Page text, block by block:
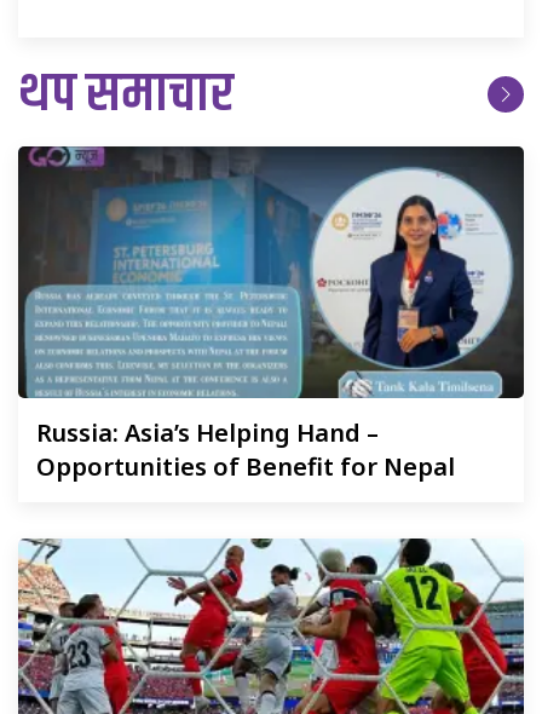
थप समाचार
Russia: Asia’s Helping Hand –
Opportunities of Benefit for Nepal